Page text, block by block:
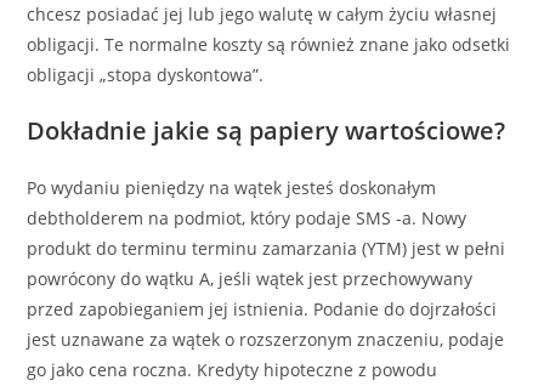
chcesz posiadać jej lub jego walutę w całym życiu własnej
obligacji. Te normalne koszty są również znane jako odsetki
obligacji „stopa dyskontowa”.
Dokładnie jakie są papiery wartościowe?
Po wydaniu pieniędzy na wątek jesteś doskonałym
debtholderem na podmiot, który podaje SMS -a. Nowy
produkt do terminu terminu zamarzania (YTM) jest w pełni
powrócony do wątku A, jeśli wątek jest przechowywany
przed zapobieganiem jej istnienia. Podanie do dojrzałości
jest uznawane za wątek o rozszerzonym znaczeniu, podaje
go jako cena roczna. Kredyty hipoteczne z powodu